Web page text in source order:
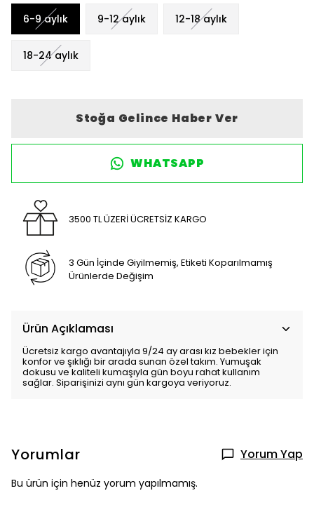
6-9 aylık 9-12 aylık 12-18 aylık
18-24 aylık
Stoğa Gelince Haber Ver
WHATSAPP
3500 TL ÜZERİ ÜCRETSİZ KARGO
3 Gün İçinde Giyilmemiş, Etiketi Koparılmamış
Ürünlerde Değişim
Ürün Açıklaması
Ücretsiz kargo avantajıyla 9/24 ay arası kız bebekler için
konfor ve şıklığı bir arada sunan özel takım. Yumuşak
dokusu ve kaliteli kumaşıyla gün boyu rahat kullanım
sağlar. Siparişinizi aynı gün kargoya veriyoruz.
Yorumlar Yorum Yap
Bu ürün için henüz yorum yapılmamış.